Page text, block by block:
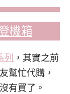
機箱
列
，其實之前
幫忙代購，
有買了。